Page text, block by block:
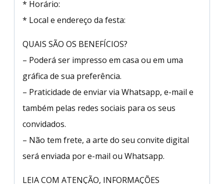
* Horário:
* Local e endereço da festa:
QUAIS SÃO OS BENEFÍCIOS?
– Poderá ser impresso em casa ou em uma
gráfica de sua preferência.
– Praticidade de enviar via Whatsapp, e-mail e
também pelas redes sociais para os seus
convidados.
– Não tem frete, a arte do seu convite digital
será enviada por e-mail ou Whatsapp.
LEIA COM ATENÇÃO, INFORMAÇÕES